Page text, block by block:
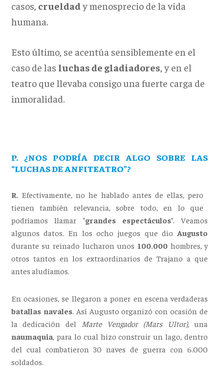
casos, crueldady menosprecio de la vida
humana.
Esto último, se acentúa sensiblemente en el
caso de las luchas de gladiadores, y en el
teatro que llevaba consigo una fuerte carga de
inmoralidad.
P. ¿NOS PODRÍA DECIR ALGO SOBRE LAS
“LUCHAS DE ANFITEATRO”?
R. Efectivamente, no he hablado antes de ellas, pero
tienen también relevancia, sobre todo, en lo que
podríamos llamar “grandes espectáculos”. Veamos
algunos datos. En los ocho juegos que dioAugusto
durante su reinado lucharon unos 100.000 hombres, y
otros tantos en los extraordinarios de Trajano a que
antes aludíamos.
En ocasiones, se llegaron a poner en escena verdaderas
batallas navales. Así Augusto organizó con ocasión de
la dedicación del Marte Vengador (Mars Ultor),una
naumaquia, para lo cual hizo construir un lago, dentro
del cual combatieron 30 naves de guerra con 6.000
soldados.